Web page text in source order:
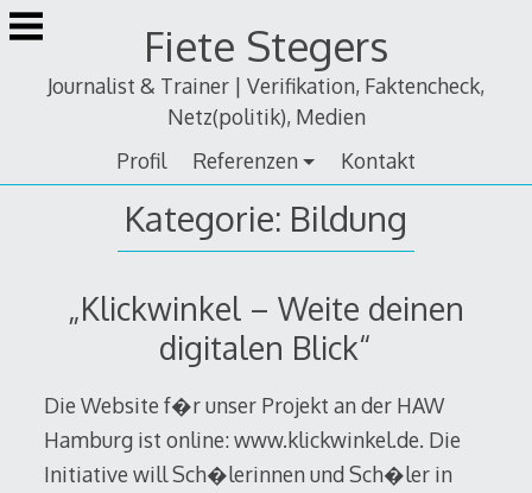
Zum
Inhalt
Fiete Stegers
Journalist & Trainer | Verifikation, Faktencheck,
Netz(politik), Medien
Profil
Referenzen Kontakt
Kategorie: Bildung
„Klickwinkel – Weite deinen
digitalen Blick“
Die Website f�r unser Projekt an der HAW
Hamburg ist online: www.klickwinkel.de. Die
Initiative will Sch�lerinnen und Sch�ler in